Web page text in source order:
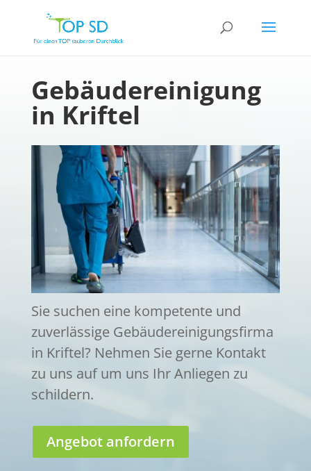
Gebäudereinigung
in Kriftel
Sie suchen eine kompetente und
zuverlässige Gebäudereinigungsfirma
in Kriftel? Nehmen Sie gerne Kontakt
zu uns auf um uns Ihr Anliegen zu
schildern.
Angebot anfordern